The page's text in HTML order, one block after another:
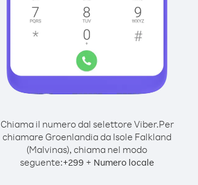
Chiama il numero dal selettore Viber.Per
chiamare Groenlandia da Isole Falkland
(Malvinas), chiama nel modo
seguente:+299 + Numero locale